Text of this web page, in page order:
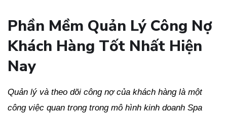
Phần Mềm Quản Lý Công Nợ
Khách Hàng Tốt Nhất Hiện
Nay
Quản lý và theo dõi công nợ của khách hàng là một
công việc quan trọng trong mô hình kinh doanh Spa